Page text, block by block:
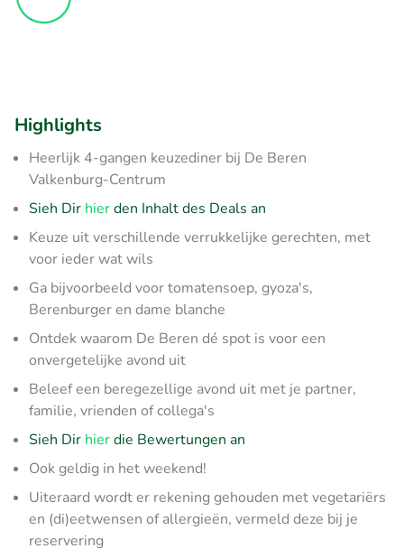
Highlights
Heerlijk 4-gangen keuzediner bij De Beren
Valkenburg-Centrum
Sieh Dir hierden Inhalt des Deals an
Keuze uit verschillende verrukkelijke gerechten, met
voor ieder wat wils
Ga bijvoorbeeld voor tomatensoep, gyoza's,
Berenburger en dame blanche
Ontdek waarom De Beren dé spot is voor een
onvergetelijke avond uit
Beleef een beregezellige avond uit met je partner,
familie, vrienden of collega's
Sieh Dir hierdie Bewertungen an
Ook geldig in het weekend!
Uiteraard wordt er rekening gehouden met vegetariërs
en (di)eetwensen of allergieën, vermeld deze bij je
reservering